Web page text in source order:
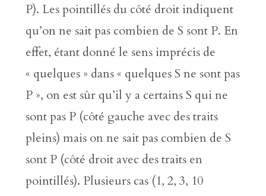
P). Les pointillés du côté droit indiquent
qu’on ne sait pas combien de S sont P. En
effet, étant donné le sens imprécis de
« quelques » dans « quelques S ne sont pas
P », on est sûr qu’il y a certains S qui ne
sont pas P (côté gauche avec des traits
pleins) mais on ne sait pas combien de S
sont P (côté droit avec des traits en
pointillés). Plusieurs cas (1, 2, 3, 10